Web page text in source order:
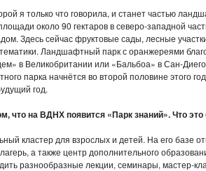
я только что говорила, и станет частью
около 90 гектаров в северо-западной
Здесь сейчас фруктовые сады, лесные
Ландшафтный парк с оранжереями
в Великобритании или «Бальбоа» в Сан-
парка начнётся во второй половине этого
год.
что на ВДНХ появится «Парк знаний». Что это
кластер для взрослых и детей. На его базе
а также центр дополнительного
разнообразные лекции, семинары, мастер-